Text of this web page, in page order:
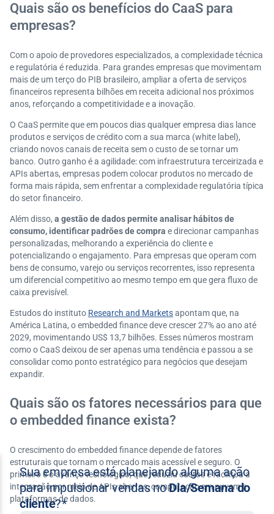
Quais são os benefícios do CaaS para
empresas?
Com o apoio de provedores especializados, a complexidade técnica
e regulatória é reduzida. Para grandes empresas que movimentam
mais de um terço do PIB brasileiro, ampliar a oferta de serviços
financeiros representa bilhões em receita adicional nos próximos
anos, reforçando a competitividade e a inovação.
O CaaS permite que em poucos dias qualquer empresa dias lance
produtos e serviços de crédito com a sua marca (white label),
criando novos canais de receita sem o custo de se tornar um
banco. Outro ganho é a agilidade: com infraestrutura terceirizada e
APIs abertas, empresas podem colocar produtos no mercado de
forma mais rápida, sem enfrentar a complexidade regulatória típica
do setor financeiro.
Além disso, a gestão de dados permite analisar hábitos de
consumo, identificar padrões de compra e direcionar campanhas
personalizadas, melhorando a experiência do cliente e
potencializando o engajamento. Para empresas que operam com
bens de consumo, varejo ou serviços recorrentes, isso representa
um diferencial competitivo ao mesmo tempo em que gera fluxo de
caixa previsível.
Estudos do instituto Research and Marketsapontam que, na
América Latina, o embedded finance deve crescer 27% ao ano até
2029, movimentando US$ 13,7 bilhões. Esses números mostram
como o CaaS deixou de ser apenas uma tendência e passou a se
consolidar como ponto estratégico para negócios que desejam
expandir.
Quais são os fatores necessários para que
o embedded finance exista?
O crescimento do embedded finance depende de fatores
estruturais que tornam o mercado mais acessível e seguro. O
primeiro é o avanço tecnológico, que reduziu custos e facilitou a
integração por meio de APIs abertas, computação em nuvem e
plataformas de dados.